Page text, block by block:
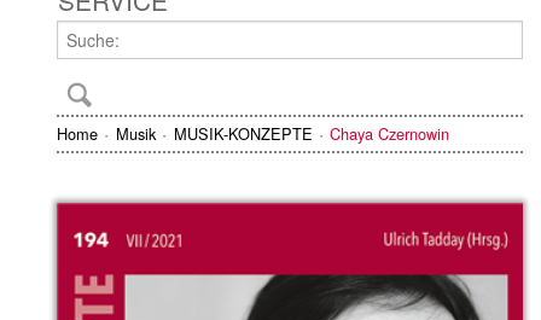
Home Musik MUSIK-KONZEPTE Chaya Czernowin